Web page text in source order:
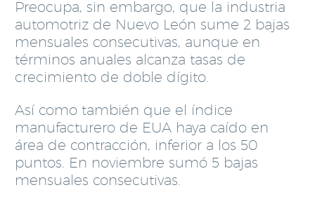
Preocupa, sin embargo, que la industria
automotriz de Nuevo León sume 2 bajas
mensuales consecutivas, aunque en
términos anuales alcanza tasas de
crecimiento de doble dígito.
Así como también que el índice
manufacturero de EUA haya caído en
área de contracción, inferior a los 50
puntos. En noviembre sumó 5 bajas
mensuales consecutivas.